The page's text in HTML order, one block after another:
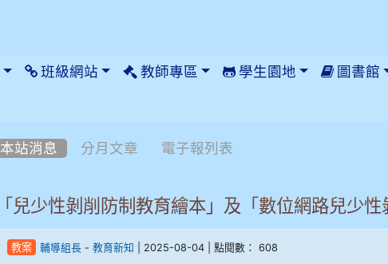
班級網站 教師專區 學生園地 圖書館
本站消息 分月文章 電子報列表
「兒少性剝削防制教育繪本」及「數位網路兒少性
教案 輔導組長 -教育新知 | 2025-08-04 | 點閱數： 608